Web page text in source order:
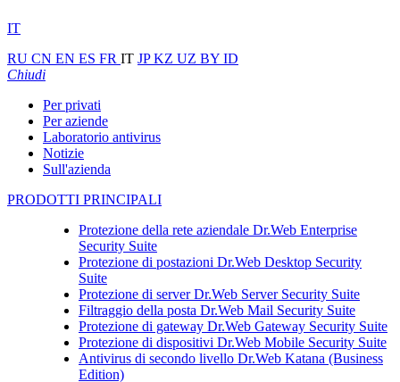
IT
RU CN EN ES FR IT JPKZ UZ BY ID
Chiudi
Per privati
Per aziende
Laboratorio antivirus
Notizie
Sull'azienda
PRODOTTI PRINCIPALI
Protezione della rete aziendale Dr.Web Enterprise
Security Suite
Protezione di postazioni Dr.Web Desktop Security
Suite
Protezione di serverDr.Web Server Security Suite
Filtraggio della posta Dr.Web Mail Security Suite
Protezione di gateway Dr.Web Gateway Security Suite
Protezione di dispositivi Dr.Web Mobile Security Suite
Antivirus di secondo livello Dr.Web Katana (Business
Edition)